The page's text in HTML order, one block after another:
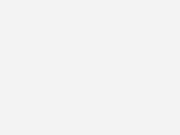
eine sinnvolle
beim